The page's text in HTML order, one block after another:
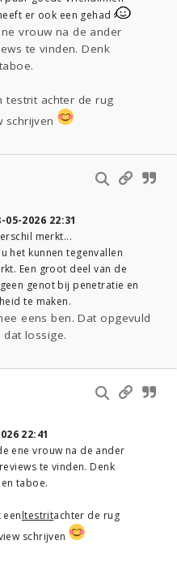
er ook een gehad
vrouw na de ander
te vinden. Denk
testrit achter de rug
schrijven
05-2026 22:31
merkt...
het kunnen tegenvallen
Een groot deel van de
genot bij penetratie en
te maken.
eens ben. Dat opgevuld
lossige.
22:41
ene vrouw na de ander
te vinden. Denk
taboe.
ltestritachter de rug
schrijven